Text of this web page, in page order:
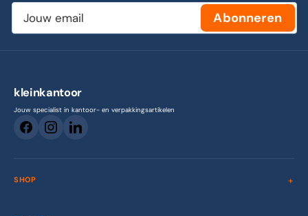
Jouw
email
Abonneren
kleinkantoor
Jouw specialist in kantoor- en verpakkingsartikelen
SHOP